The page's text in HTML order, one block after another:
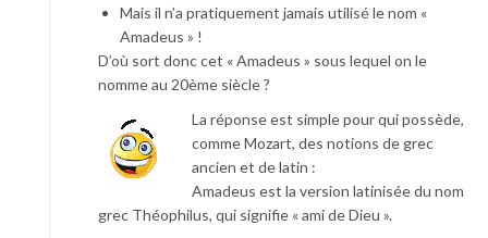
Mais il n’a pratiquement jamais utilisé le nom «
Amadeus » !
D’où sort donc cet « Amadeus » sous lequel on le
nomme au 20ème siècle ?
La réponse est simple pour qui possède,
comme Mozart, des notions de grec
ancien et de latin :
Amadeus est la version latinisée du nom
grec Théophilus, qui signifie « ami de Dieu ».